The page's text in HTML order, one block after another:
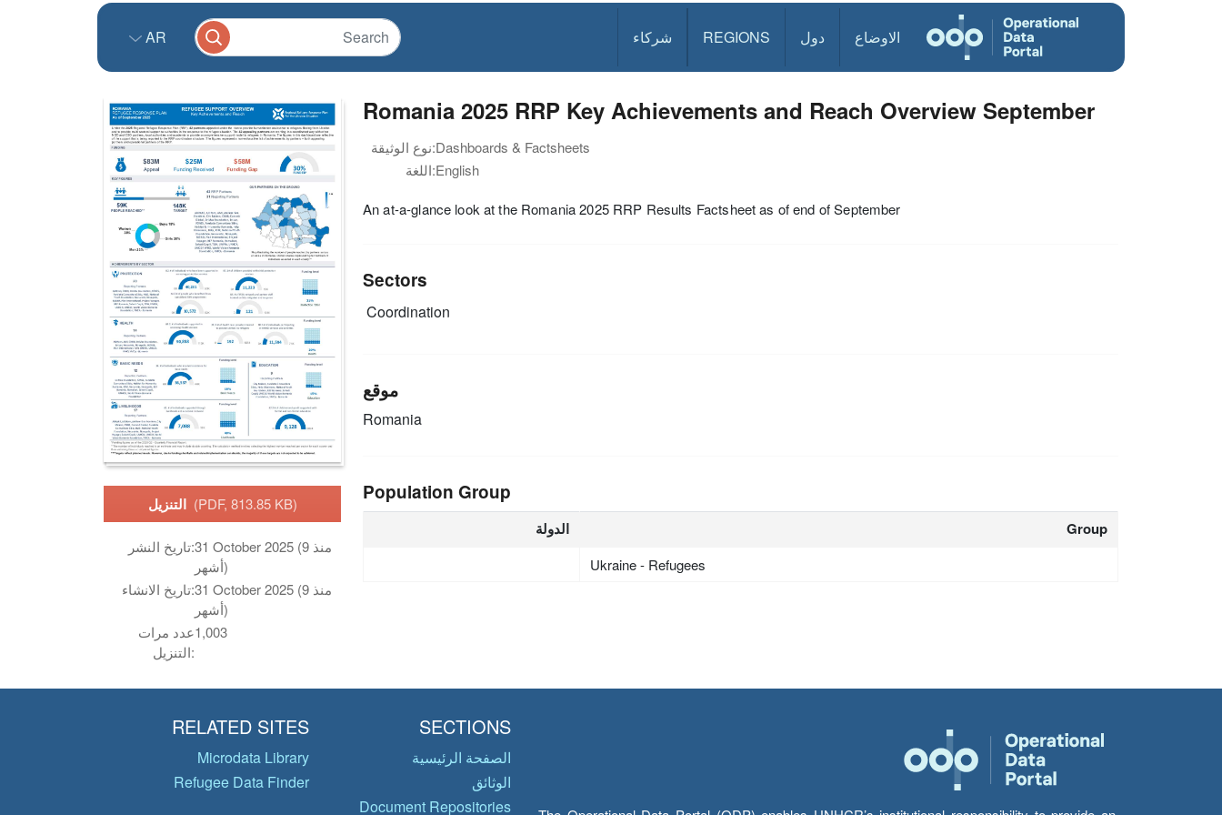
الاوضاع دول REGIONS شركاء AR
التنزيل (PDF, 813.85 KB)
تاريخ النشر:31 October 2025 (منذ 9
أشهر)
تاريخ الانشاء:31 October 2025 (منذ 9
أشهر)
عدد مرات
التنزيل:
1,003
Romania 2025 RRP Key Achievements and Reach Overview September
نوع الوثيقة:Dashboards & Factsheets
اللغة:English
An at-a-glance look at the Romania 2025 RRP Results Factsheet as of end of September
Sectors
Coordination
موقع
Romania
Population Group
الدولة Group
Ukraine - Refugees
SECTIONS
الصفحة الرئيسية
الوثائق
Document Repositories
RELATED SITES
Microdata Library
Refugee Data Finder